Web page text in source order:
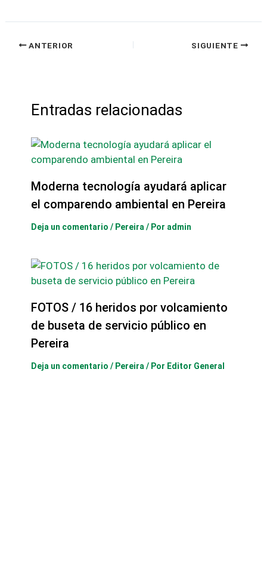
ANTERIOR SIGUIENTE
Entradas relacionadas
Moderna tecnología ayudará aplicar
el comparendo ambiental en Pereira
Deja un comentario / Pereira/ Por admin
FOTOS / 16 heridos por volcamiento
de buseta de servicio público en
Pereira
Deja un comentario / Pereira/ Por Editor General